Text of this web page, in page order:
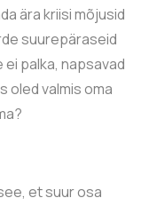
ära kriisi mõjusid
suurepäraseid
palka, napsavad
oled valmis oma
et suur osa